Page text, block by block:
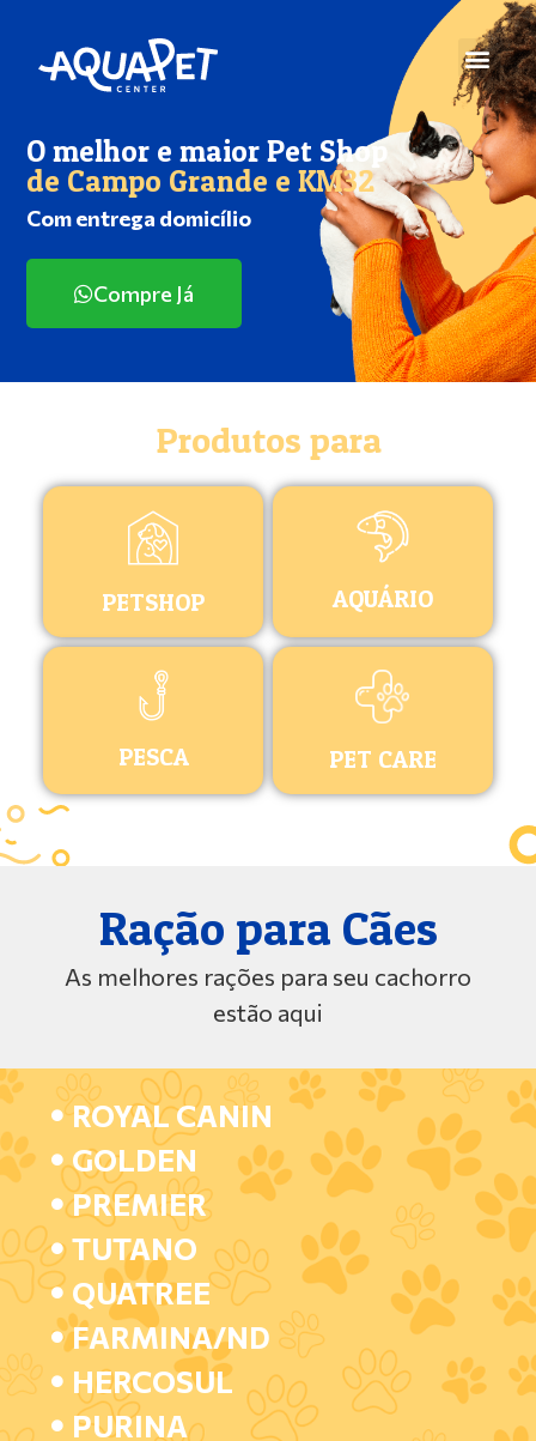
O melhor e maior Pet Shop
de Campo Grande e KM32
Com entrega domicílio
Compre Já
Produtos para
PETSHOP AQUÁRIO
PESCA PET CARE
Ração para Cães
As melhores rações para seu cachorro
estão aqui
ROYAL CANIN
GOLDEN
PREMIER
TUTANO
QUATREE
FARMINA/ND
HERCOSUL
PURINA